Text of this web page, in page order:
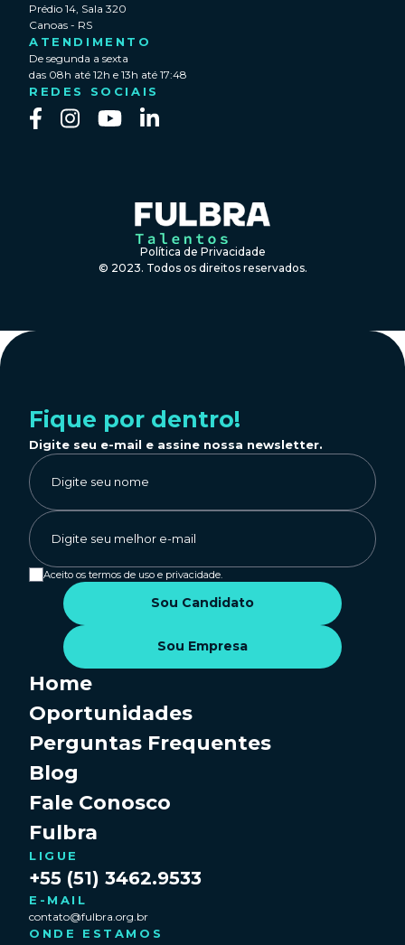
Prédio 14, Sala 320
Canoas - RS
ATENDIMENTO
De segunda a sexta
das 08h até 12h e 13h até 17:48
REDES SOCIAIS
Política de Privacidade
© 2023. Todos os direitos reservados.
Fique por dentro!
Digite seu e-mail e assine nossa newsletter.
Aceito os termos de uso e privacidade.
Sou Candidato
Sou Empresa
Home
Oportunidades
Perguntas Frequentes
Blog
Fale Conosco
Fulbra
LIGUE
+55 (51) 3462.9533
E-MAIL
contato@fulbra.org.br
ONDE ESTAMOS